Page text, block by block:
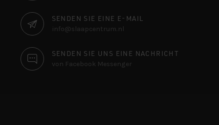
SENDEN SIE EINE E-MAIL
info@slaapcentrum.nl
SENDEN SIE UNS EINE NACHRICHT
von Facebook Messenger